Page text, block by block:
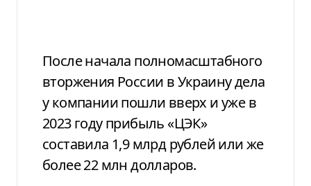
После начала полномасштабного
вторжения России в Украину дела
у компании пошли вверх и уже в
2023 году прибыль «ЦЭК»
составила 1,9 млрд рублей или же
более 22 млн долларов.